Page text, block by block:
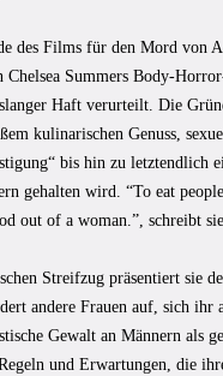
des Films für den Mord von
Summers Body-
Haft verurteilt. Die
kulinarischen Genuss,
bis hin zu letztendlich
gehalten wird. “To eat
out of a woman.”, schreibt
Streifzug präsentiert sie
andere Frauen auf, sich
Gewalt an Männern als
und Erwartungen, die